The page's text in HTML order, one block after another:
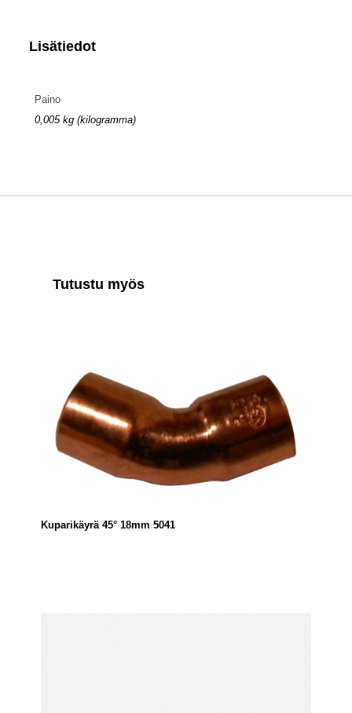
Lisätiedot
Paino
0,005 kg (kilogramma)
Tutustu myös
Kuparikäyrä 45° 18mm 5041